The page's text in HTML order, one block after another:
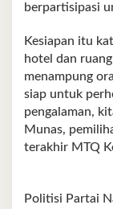
berpartisipasi
Kesiapan itu
hotel dan
menampung
siap untuk
pengalaman,
Munas,
terakhir MTQ
Politisi Partai